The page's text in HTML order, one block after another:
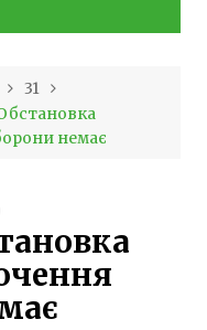
31
немає